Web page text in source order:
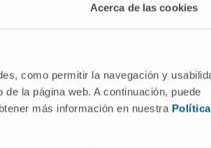
Acerca de las cookies
como permitir la navegación y
la página web. A continuación, puede
más información en nuestra
en 1784. En el contexto del ciclo, el
el oxalacetato al inicio de la ruta.
los epónimos no informan sobre
y no se considera